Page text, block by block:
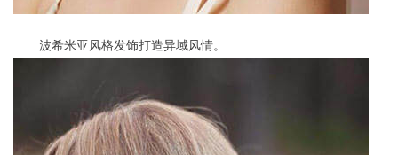
波希米亚风格发饰打造异域风情。